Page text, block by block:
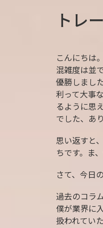
トレ
こんにちは
混雑度は並
優勝しまし
利って大事
るように思
でした、あ
思い返すと
ちです。ま
さて、今日
過去のコラ
僕が業界に
扱われてい